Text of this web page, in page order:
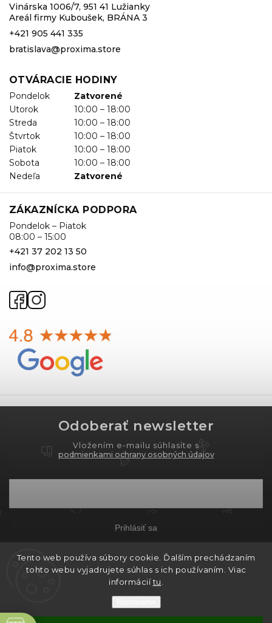
Tento web používa súbory cookie. Ďalším prechádzaním
tohto webu vyjadrujete súhlas s ich používaním. Viac
informáciítu
Vinárska 1006/7, 951 41 Lužianky
Areál firmy Kuboušek, BRÁNA 3
+421 905 441 335
bratislava@proxima.store
OTVÁRACIE HODINY
Pondelok
Zatvorené
Utorok
10:00 – 18:00
Streda
10:00 – 18:00
Štvrtok
10:00 – 18:00
Piatok
10:00 – 18:00
Sobota
10:00 – 18:00
Nedeľa
Zatvorené
ZÁKAZNÍCKA PODPORA
Pondelok – Piatok
08:00 – 15:00
+421 37 202 13 50
info@proxima.store
Odoberať newsletter
Vložením e-mailu súhlasíte s
podmienkami ochrany osobných údajov
Prihlásiť sa
Copyright 2026PROXIMA.store
Grafický návrh vytvořil a nakódoval